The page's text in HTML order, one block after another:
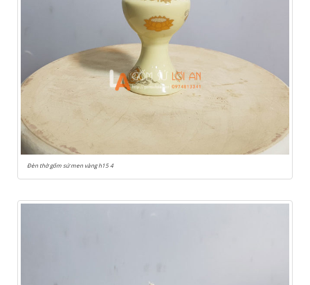
Đèn thờ gốm sứ men vàng h15 4